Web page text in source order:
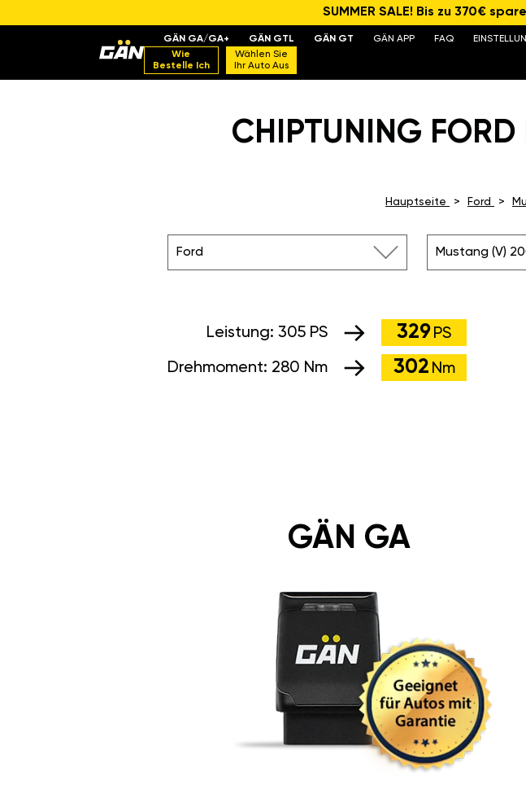
SUMMER SALE! Bis zu 370€
GÄN GA/GA+ GÄN GTL GÄN GT GÄN APP FAQ
Wie
Bestelle Ich
Wählen Sie
Ihr Auto Aus
CHIPTUNING
Hauptseite Ford
Ford Mustang (V)
Leistung: 305 PS 329 PS
Drehmoment: 280 Nm 302 Nm
GÄN GA